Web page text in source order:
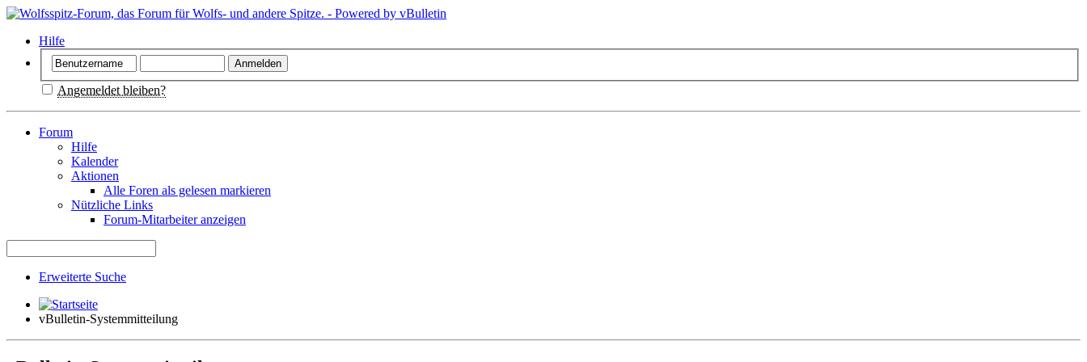
Hilfe
Angemeldet bleiben?
Forum
Hilfe
Kalender
Aktionen
Alle Foren als gelesen markieren
Nützliche Links
Forum-Mitarbeiter anzeigen
Erweiterte Suche
vBulletin-Systemmitteilung